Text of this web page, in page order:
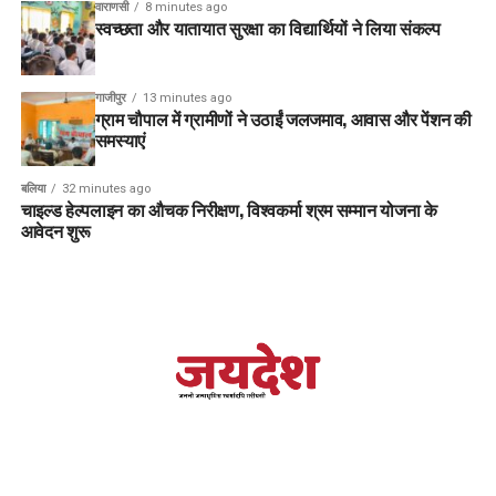
20 से 22 फरवरी के बीच त्रिदिवसीय महायज्ञ का आयोजन
वाराणसी 8 minutes ago
स्वच्छता और यातायात सुरक्षा का विद्यार्थियों ने लिया संकल्प
गाजीपुर 13 minutes ago
ग्राम चौपाल में ग्रामीणों ने उठाईं जलजमाव, आवास और पेंशन की
समस्याएं
बलिया 32 minutes ago
चाइल्ड हेल्पलाइन का औचक निरीक्षण, विश्वकर्मा श्रम सम्मान योजना के
आवेदन शुरू